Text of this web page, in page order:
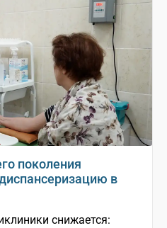
поколения
в
снижается: